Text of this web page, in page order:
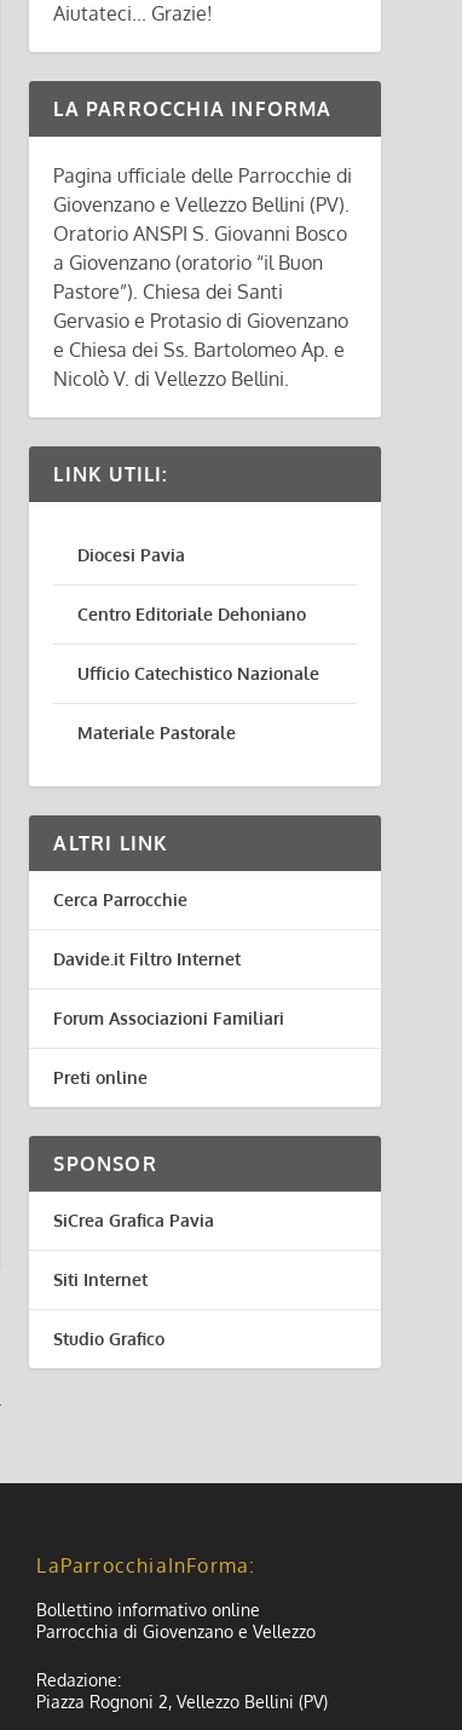
Aiutateci... Grazie!
LA PARROCCHIA INFORMA
Pagina ufficiale delle Parrocchie di
Giovenzano e Vellezzo Bellini (PV).
Oratorio ANSPI S. Giovanni Bosco
a Giovenzano (oratorio “il Buon
Pastore”). Chiesa dei Santi
Gervasio e Protasio di Giovenzano
e Chiesa dei Ss. Bartolomeo Ap. e
Nicolò V. di Vellezzo Bellini.
LINK UTILI:
Diocesi Pavia
Centro Editoriale Dehoniano
Ufficio Catechistico Nazionale
Materiale Pastorale
ALTRI LINK
Cerca Parrocchie
Davide.it Filtro Internet
Forum Associazioni Familiari
Preti online
SPONSOR
SiCrea Grafica Pavia
Siti Internet
Studio Grafico
LaParrocchiaInForma:
Bollettino informativo online
Parrocchia di Giovenzano e Vellezzo
Redazione:
Piazza Rognoni 2, Vellezzo Bellini (PV)